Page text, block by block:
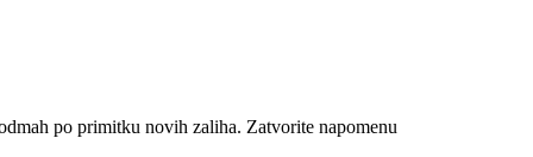
po primitku novih zaliha. Zatvorite napomenu